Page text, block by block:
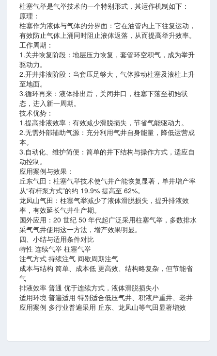
柱塞气举是气举技术的一个特别形式，其运作机制如下：
原理：
柱塞作为液体与气体的分界面：它在油管内上下往复运动，
有效防止气体上涌同时阻止液体返落，从而提高举升效率。
工作周期：
1.关井恢复阶段：地层压力恢复，套管环空积气，成为举升
驱动力。
2.开井排液阶段：当套压足够大，气体推动柱塞及液柱上升
至地面。
3.循环再来：液体排出后，关闭井口，柱塞下落至初始状
态，进入新一周期。
技术优势：
1.提高排液效率：有效减少滑脱损失，节省气能驱动力。
2.无需外部辅助气源：充分利用气井自身能量，降低运营成
本。
3.自动化、维护简便：简单的井下结构与操作方式，适应自
动控制。
应用案例与效果：
丘东气田：柱塞气举技术使气井产能恢复显著，单井增产率
从“有杆泵方式”的约 19.9% 提高至 62%。
龙凤山气田：柱塞气举减少了液体滑脱损失，提升排液效
率，有效延长气井生产期。
国外应用：20 世纪 50 年代起广泛采用柱塞气举，多数排水
采气气井使用这一方法，增产效果明显。
四、小结与适用条件对比
特性 连续气举 柱塞气举
注气方式 持续注气 间歇周期注气
成本与结构 简单、成本低 更高效、结构略复杂，但节能省
气
排液效率 普通 优于连续方式，液体滑脱损失小
适用环境 普遍适用 特别适合低压气井、积液严重井、老井
应用案例 多行业普遍采用 丘东、龙凤山等气田显著增效